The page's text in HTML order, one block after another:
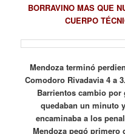
BORRAVINO MAS QUE
CUERPO
Mendoza terminó
Comodoro Rivadavia 4 a
Barrientos cambio
quedaban un minuto
encaminaba a los
Mendoza pegó primero